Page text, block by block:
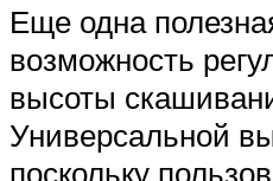
Еще одна
возможность
высоты
Универсальной
поскольку